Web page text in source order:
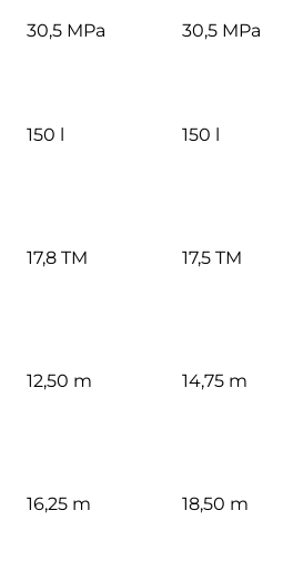
30,5 MPa 30,5 MPa
150 l 150 l
17,8 TM 17,5 TM
12,50 m 14,75 m
16,25 m 18,50 m